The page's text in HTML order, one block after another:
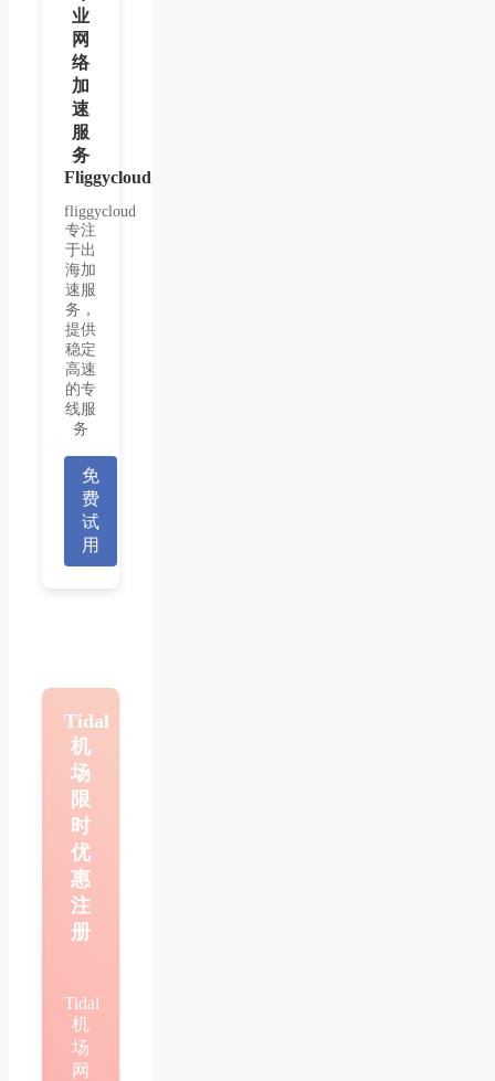
业
网
络
加
速
服
务
Fliggycloud
fliggycloud
专注
于出
海加
速服
务，
提供
稳定
高速
的专
线服
务
免
费
试
用
Tidal
机
场
限
时
优
惠
注
册
Tidal
机
场
网